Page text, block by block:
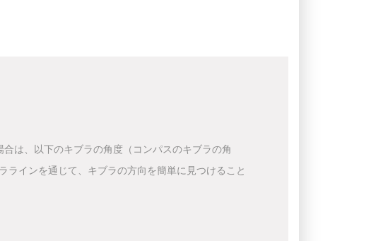
は、以下のキブラの角度（コンパスのキブラの角
インを通じて、キブラの方向を簡単に見つけること